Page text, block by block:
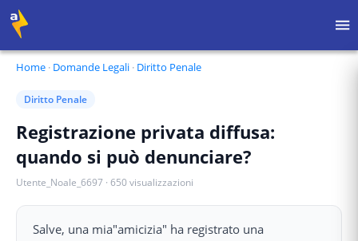
Home · Domande Legali · Diritto Penale
Diritto Penale
Registrazione privata diffusa:
quando si può denunciare?
Utente_Noale_6697 · 650visualizzazioni
Salve, una mia"amicizia" ha registrato una